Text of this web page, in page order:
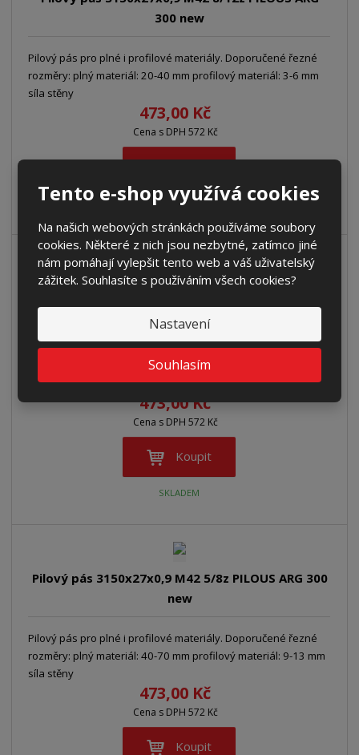
Tento e-shop využívá cookies
Na našich webových stránkách používáme soubory
cookies. Některé z nich jsou nezbytné, zatímco jiné
nám pomáhají vylepšit tento web a váš uživatelský
zážitek. Souhlasíte s používáním všech cookies?
Nastavení
Souhlasím
300 new
Pilový pás pro plné i profilové materiály. Doporučené řezné
rozměry: plný materiál: 20-40 mm profilový materiál: 3-6 mm
síla stěny
473,00 Kč
Cena s DPH 572 Kč
SKLADEM
Pilový pás 3150x27x0,9 M42 6/10z PILOUS ARG
300 new
Pilový pás pro plné i profilové materiály. Doporučené řezné
rozměry: plný materiál: 30-60 mm profilový materiál: 6-9 mm
síla stěny
473,00 Kč
Cena s DPH 572 Kč
Koupit
SKLADEM
Pilový pás 3150x27x0,9 M42 5/8z PILOUS ARG 300
new
Pilový pás pro plné i profilové materiály. Doporučené řezné
rozměry: plný materiál: 40-70 mm profilový materiál: 9-13 mm
síla stěny
473,00 Kč
Cena s DPH 572 Kč
Koupit